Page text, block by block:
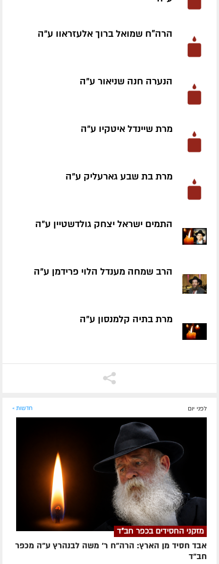
הרה"ח שמואל ברוך אלעזראוו ע״ה
הנערה חנה שניאור ע״ה
מרת שיינדל איטקיו ע״ה
מרת בת שבע גארעליק ע״ה
התמים ישראל יצחק גולדשטיין ע״ה
הרב שמחה מענדל הלוי פרידמן ע״ה
מרת בתיה קלמנסון ע״ה
לפני יום חדשות »
מזקני החסידים בכפר חב"ד
אבד חסיד מן הארץ: הרה"ח ר' משה לבנהרץ ע"ה מכפר
חב"ד